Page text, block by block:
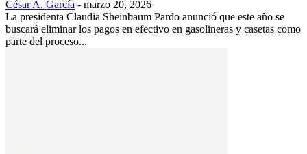
César A. García - marzo 20, 2026
La presidenta Claudia Sheinbaum Pardo anunció que este año se
buscará eliminar los pagos en efectivo en gasolineras y casetas como
parte del proceso...